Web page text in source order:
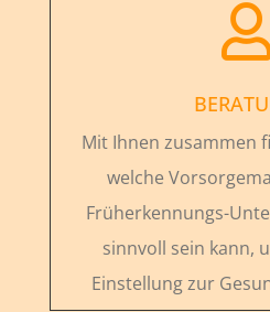
Mit Ihnen zusammen
welche
Früherkennungs-
sinnvoll sein kann,
Einstellung zur